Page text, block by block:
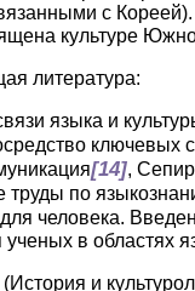
с
культуре
литература:
языка и
ключевых
[14],
труды по
человека.
в областях
и